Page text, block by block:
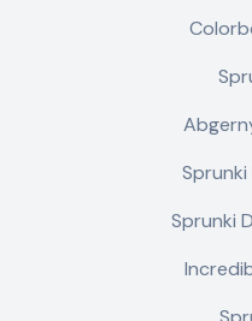
Sprunki